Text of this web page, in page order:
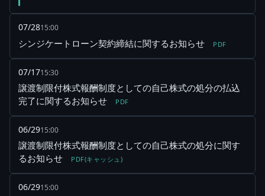
07/2815:00
シンジケートローン契約締結に関するお知らせ PDF
07/1715:30
譲渡制限付株式報酬制度としての自己株式の処分の払込
完了に関するお知らせ
PDF
06/2915:00
譲渡制限付株式報酬制度としての自己株式の処分に関す
るお知らせ
PDF(キャッシュ)
06/2915:00